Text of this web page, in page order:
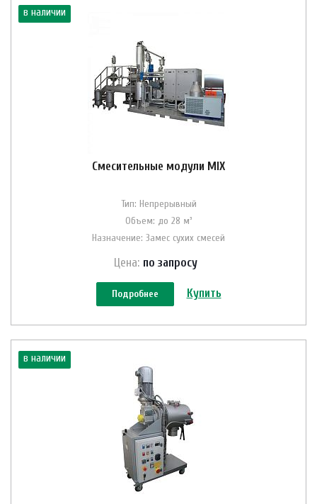
в наличии
Смесительные модули MIX
Тип: Непрерывный
Объем: до 28 м³
Назначение: Замес сухих смесей
Цена: по запросу
Подробнее Купить
в наличии